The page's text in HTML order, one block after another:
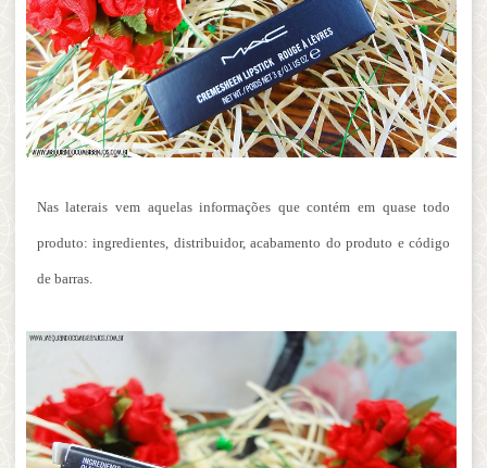
Nas laterais vem aquelas informações que contém em quase todo
produto: ingredientes, distribuidor, acabamento do produto e código
de barras.